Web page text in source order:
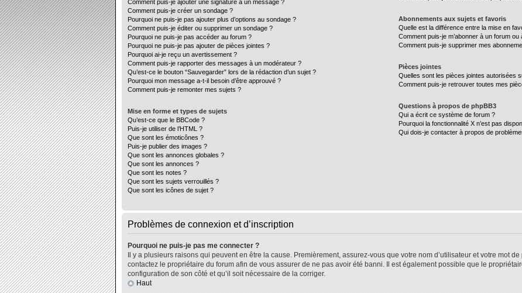
Comment puis-je ajouter une signature à un message ?
Comment puis-je créer un sondage ?
Pourquoi ne puis-je pas ajouter plus d’options au sondage ?
Comment puis-je éditer ou supprimer un sondage ?
Pourquoi ne puis-je pas accéder au forum ?
Pourquoi ne puis-je pas ajouter de pièces jointes ?
Pourquoi ai-je reçu un avertissement ?
Comment puis-je rapporter des messages à un modérateur ?
Qu’est-ce le bouton “Sauvegarder” lors de la rédaction d’un sujet ?
Pourquoi mon message a-t-il besoin d’être approuvé ?
Comment puis-je remonter mes sujets ?
Mise en forme et types de sujets
Qu’est-ce que le BBCode ?
Puis-je utiliser de l’HTML ?
Que sont les émoticônes ?
Puis-je publier des images ?
Que sont les annonces globales ?
Que sont les annonces ?
Que sont les notes ?
Que sont les sujets verrouillés ?
Que sont les icônes de sujet ?
Abonnements aux sujets et favoris
Quelle est la différence entre la mise en
Comment puis-je m’abonner à un forum
Comment puis-je supprimer mes
Pièces jointes
Quelles sont les pièces jointes autorisées
Comment puis-je retrouver toutes mes
Questions à propos de phpBB3
Qui a écrit ce système de forum ?
Pourquoi la fonctionnalité X n’est pas
Qui dois-je contacter à propos de
Problèmes de connexion et d’inscription
Pourquoi ne puis-je pas me connecter ?
Il y a plusieurs raisons qui peuvent en être la cause. Premièrement, assurez-vous que votre nom d’utilisateur et votre mot
contactez le propriétaire du forum afin de vous assurer de ne pas avoir été banni. Il est également possible que le
configuration de son côté et qu’il soit nécessaire de la corriger.
Haut